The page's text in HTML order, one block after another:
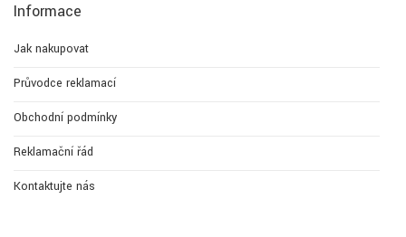
Informace
Jak nakupovat
Průvodce reklamací
Obchodní podmínky
Reklamační řád
Kontaktujte nás